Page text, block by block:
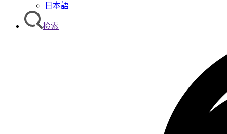
日本語
检索